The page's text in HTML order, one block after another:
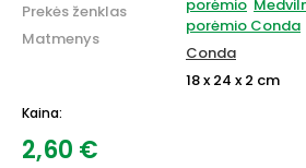
Prekės ženklas
Matmenys
porėmio
porėmio Conda
Conda
18 x 24 x 2 cm
Kaina:
2,60 €